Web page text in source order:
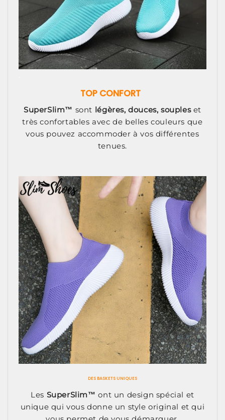
TOP CONFORT
SuperSlim™ sont légères, douces, souples et
très confortables avec de belles couleurs que
vous pouvez accommoder à vos différentes
tenues.
DES BASKETS UNIQUES
Les SuperSlim™ ont un design spécial et
unique qui vous donne un style original et qui